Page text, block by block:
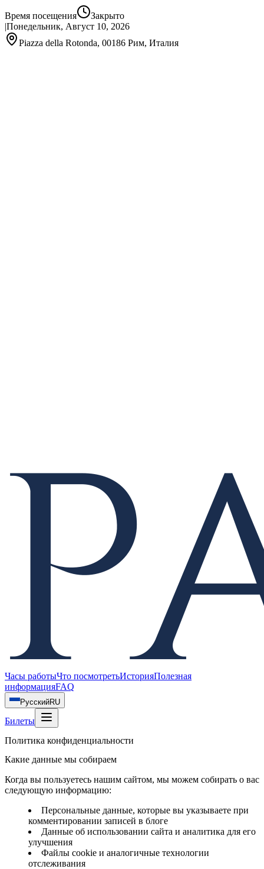
Время посещения
Закрыто
|Понедельник, Август 10, 2026
Piazza della Rotonda, 00186 Рим, Италия
Часы работыЧто посмотретьИсторияПолезная
информацияFAQ
РусскийRU
Билеты
Политика конфиденциальности
Какие данные мы собираем
Когда вы пользуетесь нашим сайтом, мы можем собирать о вас
следующую информацию:
Персональные данные, которые вы указываете при
комментировании записей в блоге
Данные об использовании сайта и аналитика для его
улучшения
Файлы cookie и аналогичные технологии
отслеживания